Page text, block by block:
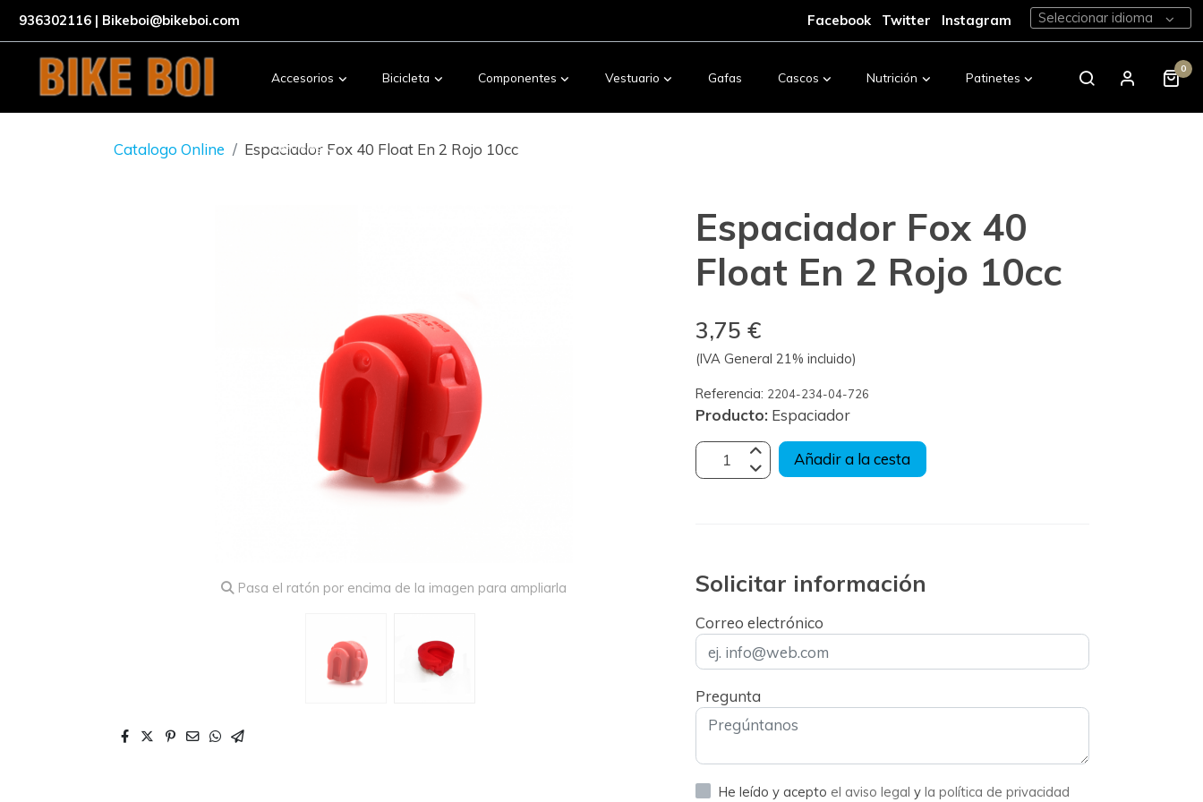
936302116 | Bikeboi@bikeboi.com Facebook Twitter Instagram Seleccionar idioma
Accesorios Bicicleta Componentes Vestuario Gafas Cascos Nutrición Patinetes
Servicios
0
Catalogo Online Espaciador Fox 40 Float En 2 Rojo 10cc
Pasa el ratón por encima de la imagen para ampliarla
Espaciador Fox 40
Float En 2 Rojo 10cc
3,75 €
(IVA General 21% incluido)
Referencia: 2204-234-04-726
Producto: Espaciador
Añadir a la cesta
Solicitar información
Correo electrónico
Pregunta
He leído y acepto el aviso legal y la política de privacidad